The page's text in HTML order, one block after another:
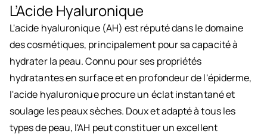
L’Acide Hyaluronique
L'acide hyaluronique (AH) est réputé dans le domaine
des cosmétiques, principalement pour sa capacité à
hydrater la peau. Connu pour ses propriétés
hydratantes en surface et en profondeur de l'épiderme,
l'acide hyaluronique procure un éclat instantané et
soulage les peaux sèches. Doux et adapté à tous les
types de peau, l'AH peut constituer un excellent